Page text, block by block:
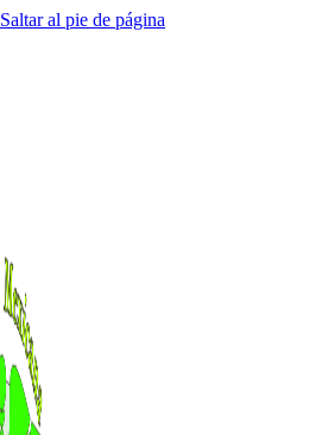
Saltar al pie de página